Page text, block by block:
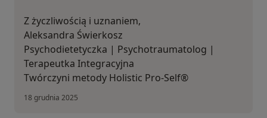
Z życzliwością i uznaniem,
Aleksandra Świerkosz
Psychodietetyczka | Psychotraumatolog |
Terapeutka Integracyjna
Twórczyni metody Holistic Pro-Self®
18 grudnia 2025